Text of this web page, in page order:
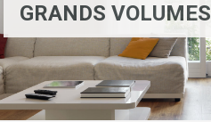
GRANDS VOLUMES